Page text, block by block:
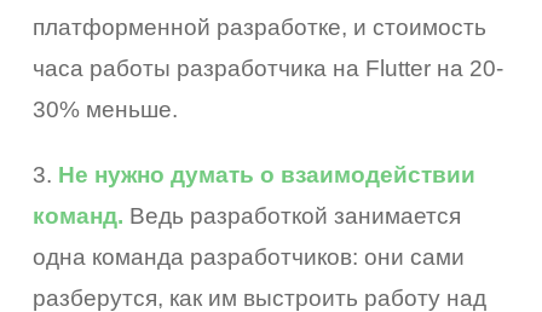
платформенной разработке, и стоимость
часа работы разработчика на Flutter на 20-
30% меньше.
3. Не нужно думать о взаимодействии
команд. Ведь разработкой занимается
одна команда разработчиков: они сами
разберутся, как им выстроить работу над